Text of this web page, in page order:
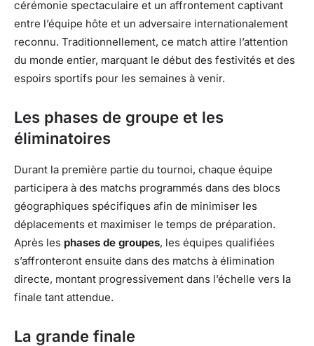
cérémonie spectaculaire et un affrontement captivant
entre l’équipe hôte et un adversaire internationalement
reconnu. Traditionnellement, ce match attire l’attention
du monde entier, marquant le début des festivités et des
espoirs sportifs pour les semaines à venir.
Les phases de groupe et les
éliminatoires
Durant la première partie du tournoi, chaque équipe
participera à des matchs programmés dans des blocs
géographiques spécifiques afin de minimiser les
déplacements et maximiser le temps de préparation.
Après les phases de groupes, les équipes qualifiées
s’affronteront ensuite dans des matchs à élimination
directe, montant progressivement dans l’échelle vers la
finale tant attendue.
La grande finale